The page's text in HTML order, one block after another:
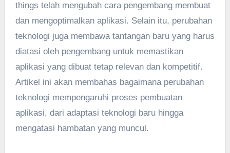
things telah mengubah cara pengembang membuat
dan mengoptimalkan aplikasi. Selain itu, perubahan
teknologi juga membawa tantangan baru yang harus
diatasi oleh pengembang untuk memastikan
aplikasi yang dibuat tetap relevan dan kompetitif.
Artikel ini akan membahas bagaimana perubahan
teknologi mempengaruhi proses pembuatan
aplikasi, dari adaptasi teknologi baru hingga
mengatasi hambatan yang muncul.